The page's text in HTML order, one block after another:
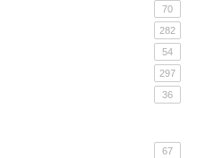
70
282
54
297
36
67